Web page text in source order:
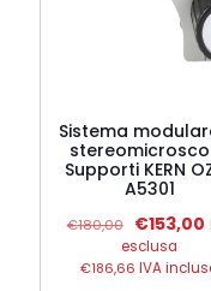
Sistema
Supporti KERN
A5301
€180,00
Il
prezzo
originale
€153,00Il
esclusa
€186,66 IVA